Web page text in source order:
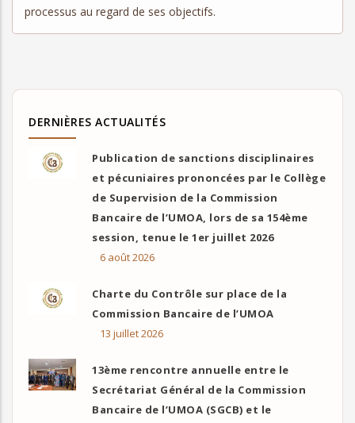
processus au regard de ses objectifs.
DERNIÈRES ACTUALITÉS
Publication de sanctions disciplinaires
et pécuniaires prononcées par le Collège
de Supervision de la Commission
Bancaire de l’UMOA, lors de sa 154ème
session, tenue le 1er juillet 2026
6 août 2026
Charte du Contrôle sur place de la
Commission Bancaire de l’UMOA
13 juillet 2026
13ème rencontre annuelle entre le
Secrétariat Général de la Commission
Bancaire de l’UMOA (SGCB) et le